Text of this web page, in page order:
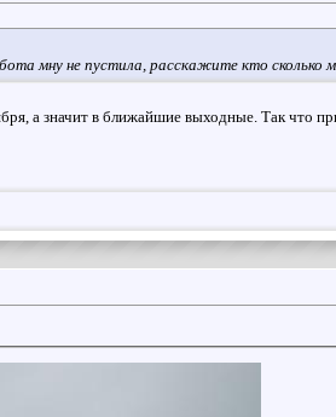
мну не пустила, расскажите кто
а значит в ближайшие выходные. Так что